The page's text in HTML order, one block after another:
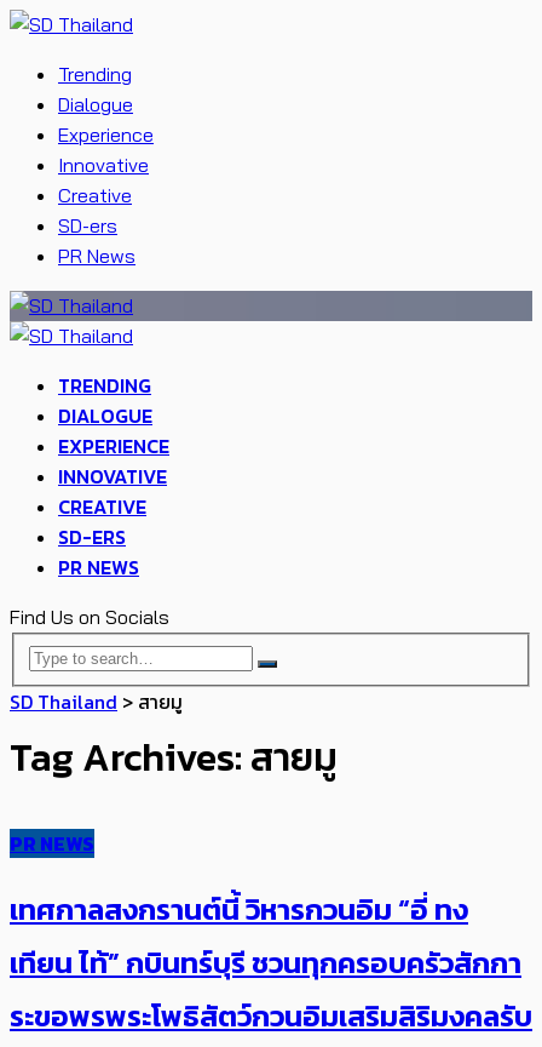
Trending
Dialogue
Experience
Innovative
Creative
SD-ers
PR News
TRENDING
DIALOGUE
EXPERIENCE
INNOVATIVE
CREATIVE
SD-ERS
PR NEWS
Find Us on Socials
SD Thailand > สายมู
Tag Archives: สายมู
PR NEWS
เทศกาลสงกรานต์นี้ วิหารกวนอิม “อี่ ทง
เทียน ไท้” กบินทร์บุรี ชวนทุกครอบครัวสักกา
ระขอพรพระโพธิสัตว์กวนอิมเสริมสิริมงคลรับ